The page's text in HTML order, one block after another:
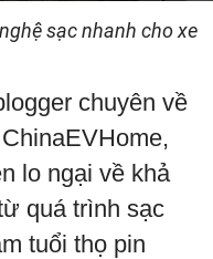
sạc nhanh cho xe
chuyên về
lo ngại về khả
quá trình sạc
tuổi thọ pin